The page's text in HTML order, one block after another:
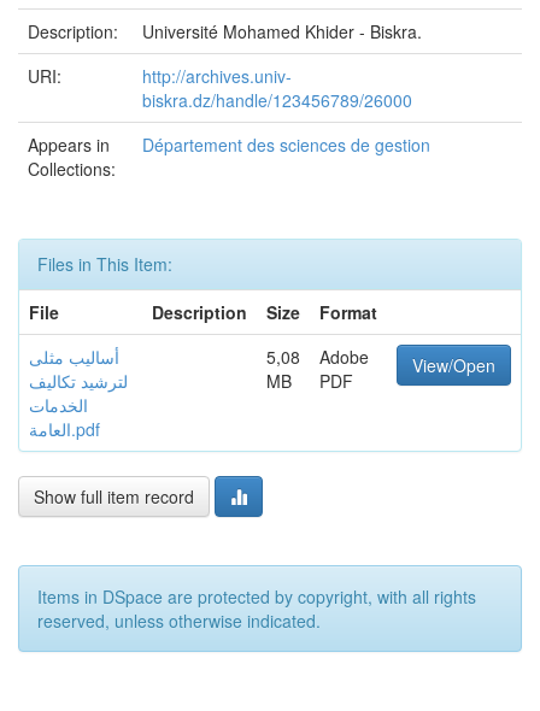
Description:
Université Mohamed Khider - Biskra.
URI:
http://archives.univ-
biskra.dz/handle/123456789/26000
Appears in
Collections:
Département des sciences de gestion
Files in This Item:
File
Description Size
Format
أساليب مثلى
لترشيد تكاليف
الخدمات
العامة.pdf
5,08
MB
Adobe
PDF
View/Open
Show full item record
Items in DSpace are protected by copyright, with all rights
reserved, unless otherwise indicated.